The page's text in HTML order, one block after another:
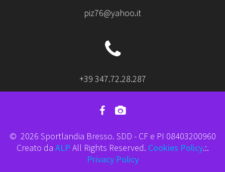
piz76@yahoo.it
+39 347.72.28.287
© 2026 Sportlandia Bresso. SDD - CF e PI 08403200960
Creato da ALP All Rights Reserved. Cookies Policy.:.
Privacy Policy